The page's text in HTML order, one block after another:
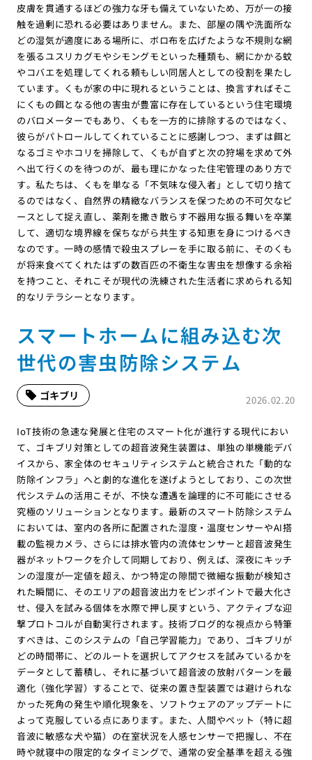
皮膚を貫通するほどの強力な牙も備えていないため、万が一の接
触を過剰に恐れる必要はありません。また、部屋の隅や洗面所な
どの湿気が適度にある場所に、ボロ布を広げたような不規則な網
を張るユスリカグモやシモングモといった種類も、網にかかる蚊
やコバエを処理してくれる頼もしい同居人としての役割を果たし
ています。くもが家の中に現れるということは、換言すればそこ
にくもの餌となる他の害虫が豊富に存在しているという住宅環境
のバロメーターでもあり、くもを一方的に排除するのではなく、
彼らがパトロールしてくれていることに感謝しつつ、まずは餌と
なるゴミやホコリを掃除して、くもが自ずと次の狩場を求めて外
へ出て行くのを待つのが、最も理にかなった住宅管理のあり方で
す。私たちは、くもを単なる「不気味な侵入者」として切り捨て
るのではなく、自然界の精緻なバランスを保つための不可欠なピ
ースとして捉え直し、薬剤を撒き散らす不器用な振る舞いを卒業
して、適切な境界線を保ちながら共生する知恵を身につけるべき
なのです。一時の感情で殺虫スプレーを手に取る前に、そのくも
が将来食べてくれたはずの数百匹の不衛生な害虫を想像する余裕
を持つこと、それこそが現代の洗練された生活者に求められる知
的なリテラシーとなります。
スマートホームに組み込む次
世代の害虫防除システム
2026.02.20
ゴキブリ
IoT技術の急速な発展と住宅のスマート化が進行する現代におい
て、ゴキブリ対策としての超音波発生装置は、単独の単機能デバ
イスから、家全体のセキュリティシステムと統合された「動的な
防除インフラ」へと劇的な進化を遂げようとしており、この次世
代システムの活用こそが、不快な遭遇を論理的に不可能にさせる
究極のソリューションとなります。最新のスマート防除システム
においては、室内の各所に配置された湿度・温度センサーやAI搭
載の監視カメラ、さらには排水管内の流体センサーと超音波発生
器がネットワークを介して同期しており、例えば、深夜にキッチ
ンの湿度が一定値を超え、かつ特定の隙間で微細な振動が検知さ
れた瞬間に、そのエリアの超音波出力をピンポイントで最大化さ
せ、侵入を試みる個体を水際で押し戻すという、アクティブな迎
撃プロトコルが自動実行されます。技術ブログ的な視点から特筆
すべきは、このシステムの「自己学習能力」であり、ゴキブリが
どの時間帯に、どのルートを選択してアクセスを試みているかを
データとして蓄積し、それに基づいて超音波の放射パターンを最
適化（強化学習）することで、従来の置き型装置では避けられな
かった死角の発生や順化現象を、ソフトウェアのアップデートに
よって克服している点にあります。また、人間やペット（特に超
音波に敏感な犬や猫）の在室状況を人感センサーで把握し、不在
時や就寝中の限定的なタイミングで、通常の安全基準を超える強